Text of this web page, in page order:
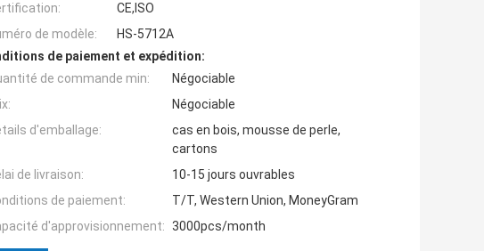
CE,ISO
de modèle:
HS-5712A
de paiement et expédition:
de commande min:
Négociable
Négociable
d'emballage:
cas en bois, mousse de perle,
cartons
de livraison:
10-15 jours ouvrables
de paiement:
T/T, Western Union, MoneyGram
d'approvisionnement: 3000pcs/month